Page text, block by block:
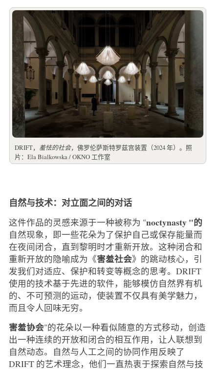
DRIFT， 羞怯的社会，佛罗伦萨斯特罗兹宫装置（2024 年）。照
片：Ela Bialkowska / OKNO 工作室
自然与技术：对立面之间的对话
这件作品的灵感来源于一种被称为 "noctynasty "的
自然现象，即一些花朵为了保护自己或保存能量而
在夜间闭合，直到黎明时才重新开放。这种闭合和
重新开放的隐喻成为《害羞社会》的跳动核心，引
发我们对适应、保护和转变等概念的思考。DRIFT
使用的技术基于先进的软件，能够模仿自然界有机
的、不可预测的运动，使装置不仅具有美学魅力，
而且令人回味无穷。
害羞协会"的花朵以一种看似随意的方式移动，创造
出一种连续的开放和闭合的相互作用，让人联想到
自然动态。自然与人工之间的协同作用反映了
DRIFT 的艺术理念，他们一直热衷于探索自然与技